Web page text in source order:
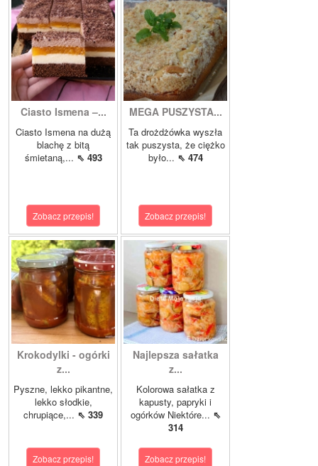
Ciasto Ismena –...
Ciasto Ismena na dużą
blachę z bitą
śmietaną,... ⇖ 493
Zobacz przepis!
MEGA PUSZYSTA...
Ta drożdżówka wyszła
tak puszysta, że ciężko
było... ⇖ 474
Zobacz przepis!
Krokodylki - ogórki
z...
Pyszne, lekko pikantne,
lekko słodkie,
chrupiące,... ⇖ 339
Zobacz przepis!
Najlepsza sałatka
z...
Kolorowa sałatka z
kapusty, papryki i
ogórków Niektóre... ⇖
314
Zobacz przepis!